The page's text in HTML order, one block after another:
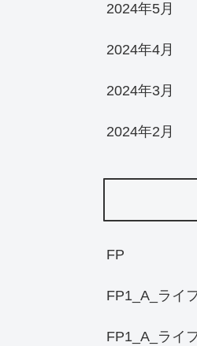
2024年5月
2024年4月
2024年3月
2024年2月
FP
FP1_A_ライ
FP1_A_ライ